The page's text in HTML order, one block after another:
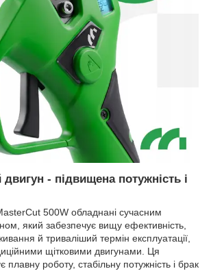
двигун - підвищена потужність і
500W обладнані сучасним
який забезпечує вищу ефективність,
й триваліший термін експлуатації,
щітковими двигунами. Ця
плавну роботу, стабільну потужність і брак